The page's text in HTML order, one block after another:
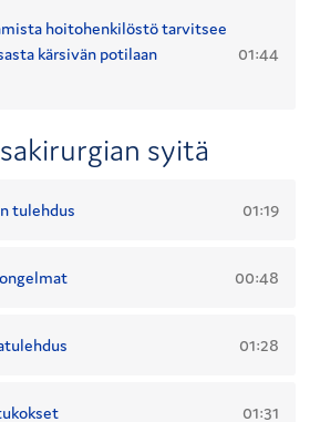
hoitohenkilöstö tarvitsee
kärsivän potilaan
01:44
syitä
tulehdus 01:19
00:48
01:28
01:31